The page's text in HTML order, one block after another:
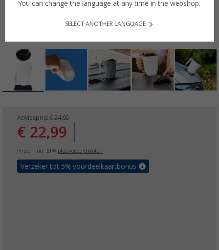
Adviesprijs € 24,95
€ 22,99
Prijzen incl. BTW plus verzendkosten
Verzeker tot 5% voordeelkaartbonus
You can change the language at any time in the webshop.
SELECT ANOTHER LANGUAGE